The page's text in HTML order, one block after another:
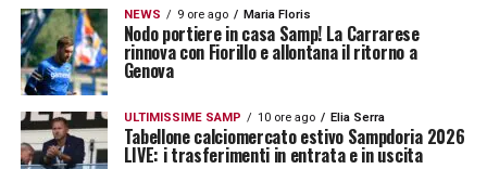
NEWS 9 ore ago Maria Floris
Nodo portiere in casa Samp! La Carrarese
rinnova con Fiorillo e allontana il ritorno a
Genova
ULTIMISSIME SAMP 10 ore ago Elia Serra
Tabellone calciomercato estivo Sampdoria 2026
LIVE: i trasferimenti in entrata e in uscita